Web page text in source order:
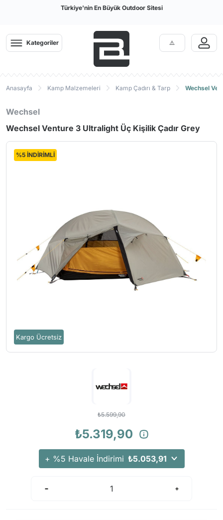
Türkiye'nin En Büyük Outdoor Sitesi
Kategoriler
Anasayfa Kamp Malzemeleri Kamp Çadırı & Tarp Wechsel
Wechsel
Wechsel Venture 3 Ultralight Üç Kişilik Çadır Grey
Kargo Ücretsiz
%5 İNDİRİMLİ
₺5.599,90
₺5.319,90
+ %5 Havale İndirimi ₺5.053,91